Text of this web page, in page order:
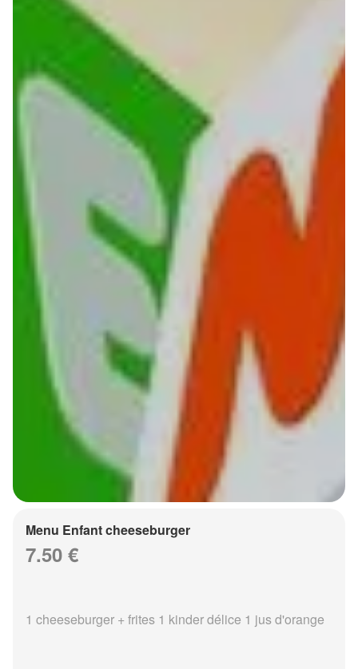
Menu Enfant cheeseburger
7.50 €
1 cheeseburger + frites 1 kinder délice 1 jus d'orange